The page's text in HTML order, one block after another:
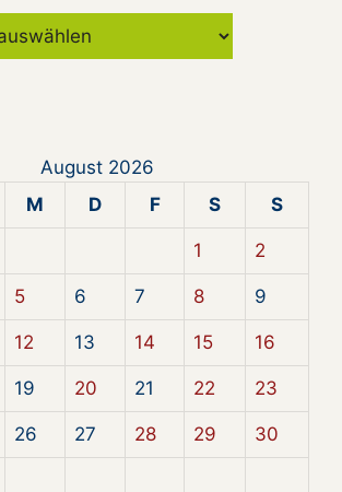
August 2026
M D F S S
1 2
5 6 7 8 9
12 13 14 15 16
19 20 21 22 23
26 27 28 29 30